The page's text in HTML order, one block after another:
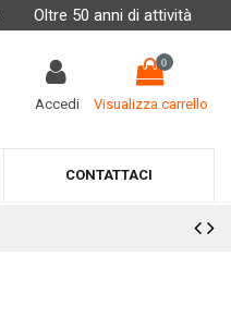
Oltre 50 anni di attività
Accedi
0
Visualizza carrello
CONTATTACI